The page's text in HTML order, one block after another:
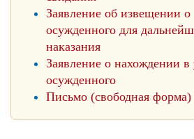
Заявление об извещении о
осужденного для
наказания
Заявление о нахождении
осужденного
Письмо (свободная форма)